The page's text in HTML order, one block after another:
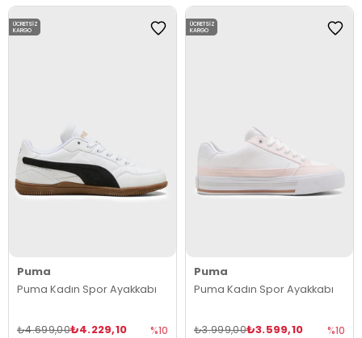
Puma
Puma Kadın Spor Ayakkabı
₺4.229,10
₺4.699,00 %10
ÜCRETSIZ
KARGO
Puma
Puma Kadın Spor Ayakkabı
₺3.599,10
₺3.999,00 %10
ÜCRETSIZ
KARGO